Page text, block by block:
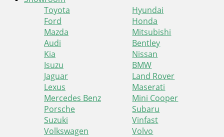
Toyota
Hyundai
Ford
Honda
Mazda
Mitsubishi
Audi
Bentley
Kia
Nissan
Isuzu
BMW
Jaguar
Land Rover
Lexus
Maserati
Mercedes Benz
Mini Cooper
Porsche
Subaru
Suzuki
Vinfast
Volkswagen
Volvo